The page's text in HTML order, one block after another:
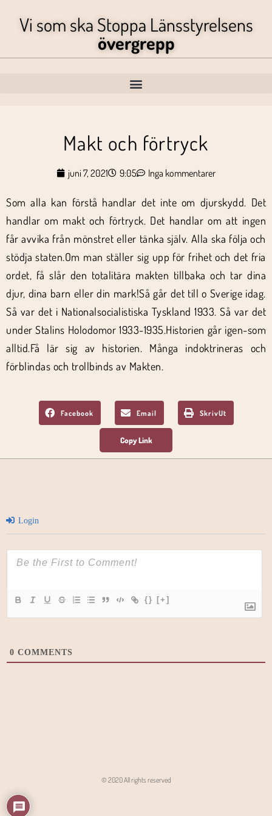
Vi som ska Stoppa Länsstyrelsens
övergrepp
Makt och förtryck
juni 7, 2021 9:05 Inga kommentarer
Som alla kan förstå handlar det inte om djurskydd. Det
handlar om makt och förtryck. Det handlar om att ingen
får avvika från mönstret eller tänka själv. Alla ska följa och
stödja staten.Om man ställer sig upp för frihet och det fria
ordet, få slår den totalitära makten tillbaka och tar dina
djur, dina barn eller din mark!Så går det till o Sverige idag.
Så var det i Nationalsocialistiska Tyskland 1933. Så var det
under Stalins Holodomor 1933-1935.Historien går igen-som
alltid.Få lär sig av historien. Många indoktrineras och
förblindas och trollbinds av Makten.
Facebook Email SkrivUt
Login
{} [+]
0 COMMENTS
© 2020 All rights reserved